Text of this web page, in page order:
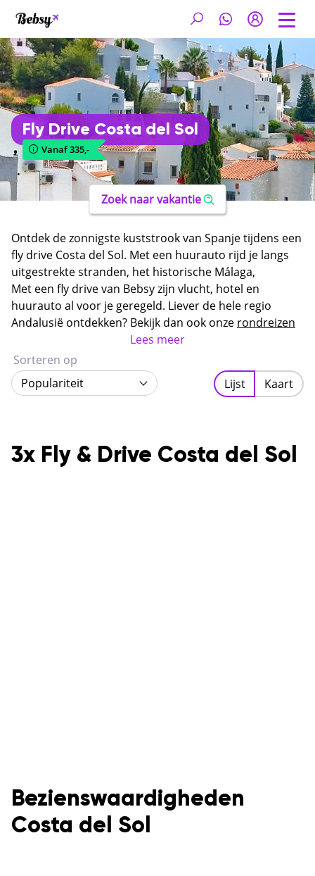
Fly Drive Costa del Sol
Vanaf 335,-
Zoek naar vakantie
Ontdek de zonnigste kuststrook van Spanje tijdens een
fly drive Costa del Sol. Met een huurauto rijd je langs
uitgestrekte stranden, het historische Málaga,
glamoureus Marbella en de schilderachtige witte
dorpen in het binnenland. De Costa del Sol heeft meer
dan 300 dagen zon per jaar en combineert strand,
cultuur en Andalusische sfeer.
Met een fly drive van Bebsy zijn vlucht, hotel en
huurauto al voor je geregeld. Liever de hele regio
Andalusië ontdekken? Bekijk dan ook onze rondreizen
Lees meer
3x Fly & Drive Costa del Sol
Sorteren op
Populariteit
Lijst Kaart
Bezienswaardigheden
Costa del Sol